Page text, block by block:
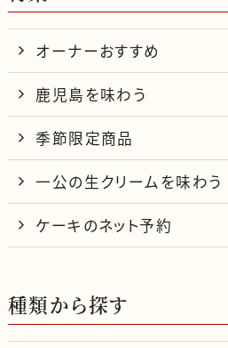
オーナーおすすめ
鹿児島を味わう
季節限定商品
一公の生クリームを味わう
ケーキのネット予約
種類から探す